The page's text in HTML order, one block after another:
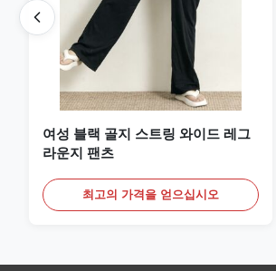
여성 블랙 골지 스트링 와이드 레그
라운지 팬츠
최고의 가격을 얻으십시오